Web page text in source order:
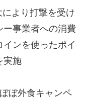
より打撃を受け
ー事業者への消費
ンを使ったポイ
実施
ぼ外食キャンペ